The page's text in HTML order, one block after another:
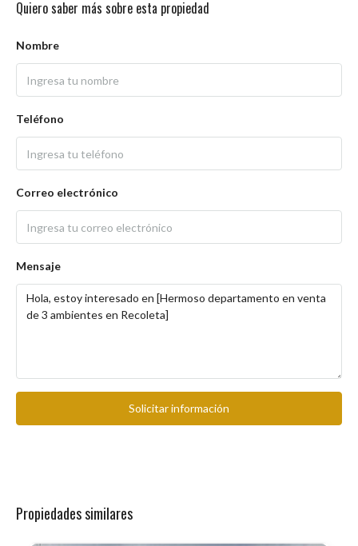
Quiero saber más sobre esta propiedad
Nombre
Teléfono
Correo electrónico
Mensaje
Solicitar información
Propiedades similares